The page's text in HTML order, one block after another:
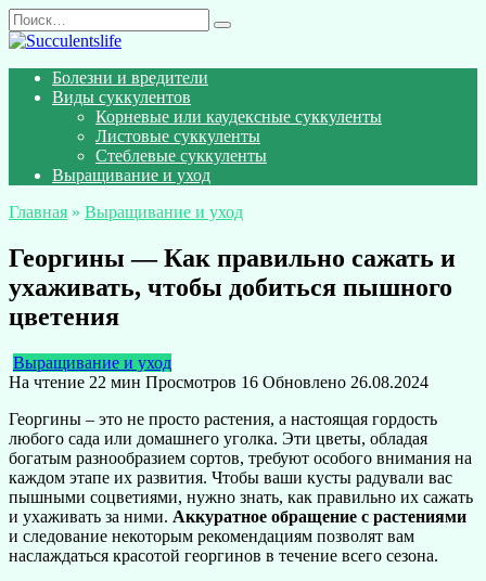
Перейти
к
Search
for:
Болезни и вредители
Виды суккулентов
Корневые или каудексные суккуленты
Листовые суккуленты
Стеблевые суккуленты
Выращивание и уход
Главная » Выращивание и уход
Георгины — Как правильно сажать и
ухаживать, чтобы добиться пышного
цветения
Выращивание и уход
На чтение 22 мин Просмотров 16 Обновлено 26.08.2024
Георгины – это не просто растения, а настоящая гордость
любого сада или домашнего уголка. Эти цветы, обладая
богатым разнообразием сортов, требуют особого внимания на
каждом этапе их развития. Чтобы ваши кусты радували вас
пышными соцветиями, нужно знать, как правильно их сажать
и ухаживать за ними. Аккуратное обращение с растениями
и следование некоторым рекомендациям позволят вам
наслаждаться красотой георгинов в течение всего сезона.